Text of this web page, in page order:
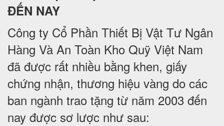
ĐẾN NAY
Công ty Cổ Phần Thiết Bị Vật Tư Ngân
Hàng Và An Toàn Kho Quỹ Việt Nam
đã được rất nhiều bằng khen, giấy
chứng nhận, thương hiệu vàng do các
ban ngành trao tặng từ năm 2003 đến
nay được sơ lược như sau: